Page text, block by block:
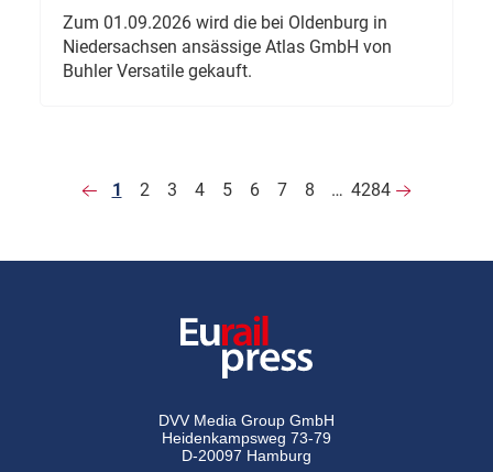
Zum 01.09.2026 wird die bei Oldenburg in
Niedersachsen ansässige Atlas GmbH von
Buhler Versatile gekauft.
1 2 3 4 5 6 7 8 … 4284
DVV Media Group GmbH
Heidenkampsweg 73-79
D-20097 Hamburg